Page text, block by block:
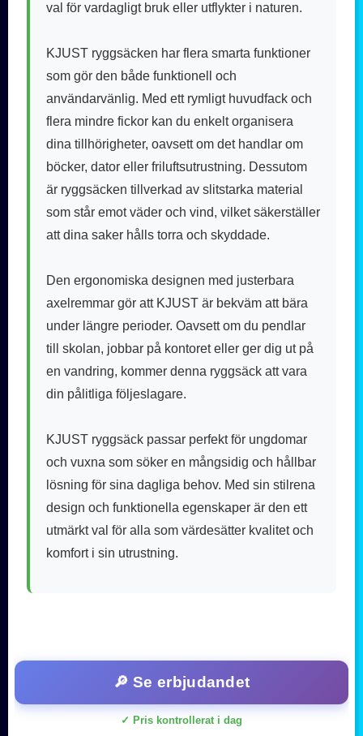
val för vardagligt bruk eller utflykter i naturen.
KJUST ryggsäcken har flera smarta funktioner
som gör den både funktionell och
användarvänlig. Med ett rymligt huvudfack och
flera mindre fickor kan du enkelt organisera
dina tillhörigheter, oavsett om det handlar om
böcker, dator eller friluftsutrustning. Dessutom
är ryggsäcken tillverkad av slitstarka material
som står emot väder och vind, vilket säkerställer
att dina saker hålls torra och skyddade.
Den ergonomiska designen med justerbara
axelremmar gör att KJUST är bekväm att bära
under längre perioder. Oavsett om du pendlar
till skolan, jobbar på kontoret eller ger dig ut på
en vandring, kommer denna ryggsäck att vara
din pålitliga följeslagare.
KJUST ryggsäck passar perfekt för ungdomar
och vuxna som söker en mångsidig och hållbar
lösning för sina dagliga behov. Med sin stilrena
design och funktionella egenskaper är den ett
utmärkt val för alla som värdesätter kvalitet och
komfort i sin utrustning.
🔎 Se erbjudandet
✓ Pris kontrollerat i dag